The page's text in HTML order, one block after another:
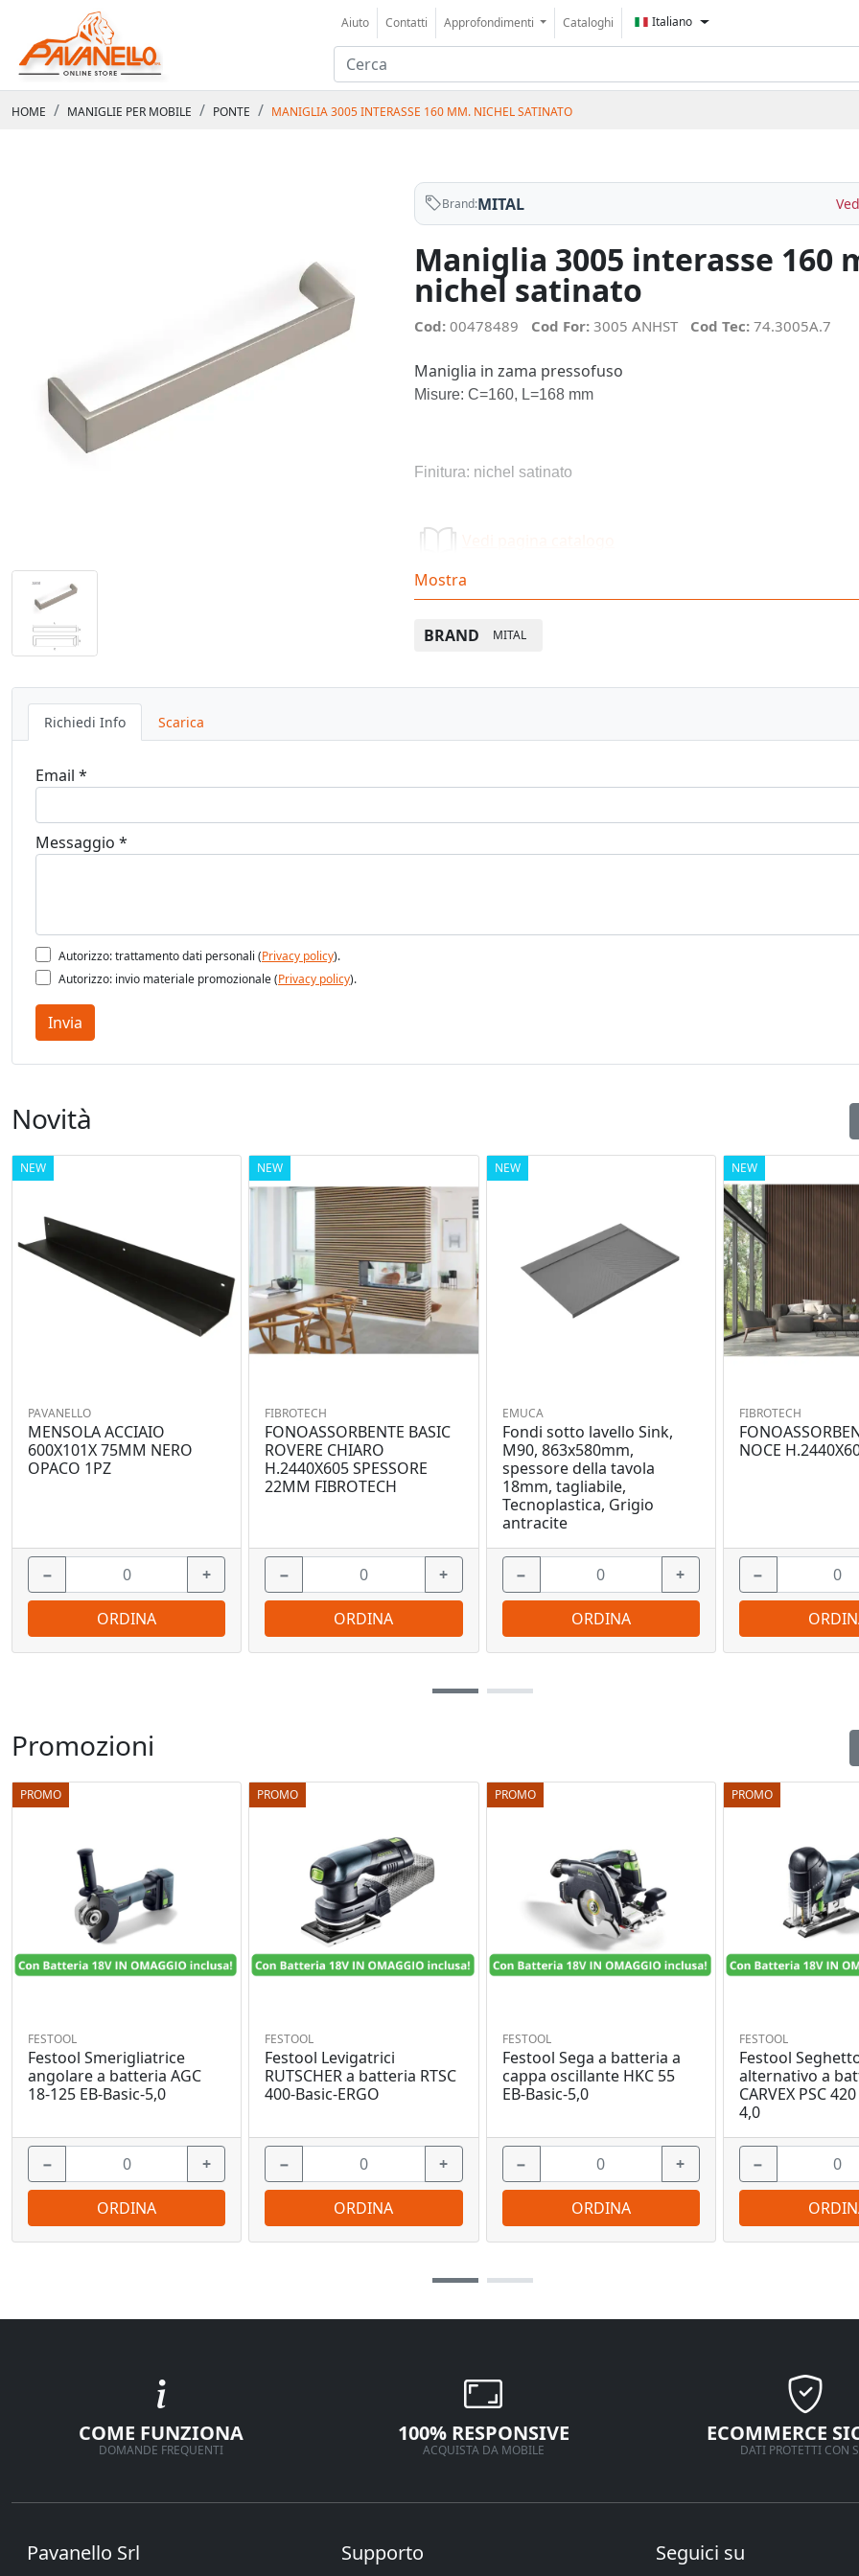
Aiuto Contatti Approfondimenti Cataloghi Italiano
HOME MANIGLIE PER MOBILE PONTE MANIGLIA 3005 INTERASSE 160 MM. NICHEL SATINATO
Brand:MITAL
Maniglia 3005 interasse 160
nichel satinato
Cod: 00478489 Cod For: 3005 ANHST Cod Tec: 74.3005A.7
Maniglia in zama pressofuso
Misure: C=160, L=168 mm
Finitura: nichel satinato
Mostra
BRAND MITAL
Richiedi Info Scarica
Email *
Messaggio *
Autorizzo: trattamento dati personali (Privacy policy).
Autorizzo: invio materiale promozionale (Privacy policy).
Invia
Promozioni
PROMO
FESTOOL
Festool Smerigliatrice
angolare a batteria AGC
18-125 EB-Basic-5,0
− +
ORDINA
PROMO
FESTOOL
Festool Levigatrici
RUTSCHER a batteria RTSC
400-Basic-ERGO
− +
ORDINA
PROMO
FESTOOL
Festool Sega a batteria a
cappa oscillante HKC 55
EB-Basic-5,0
− +
ORDINA
PROMO
FESTOOL
Festool
alternativo a
CARVEX PSC
4,0
−
Novità
NEW
PAVANELLO
MENSOLA ACCIAIO
600X101X 75MM NERO
OPACO 1PZ
− +
ORDINA
NEW
FIBROTECH
FONOASSORBENTE BASIC
ROVERE CHIARO
H.2440X605 SPESSORE
22MM FIBROTECH
− +
ORDINA
NEW
EMUCA
Fondi sotto lavello Sink,
M90, 863x580mm,
spessore della tavola
18mm, tagliabile,
Tecnoplastica, Grigio
antracite
− +
ORDINA
NEW
FIBROTECH
NOCE
−
COME FUNZIONA
DOMANDE FREQUENTI
100% RESPONSIVE
ACQUISTA DA MOBILE
ECOMMERCE
DATI PROTETTI CON
Pavanello Srl Supporto Seguici su